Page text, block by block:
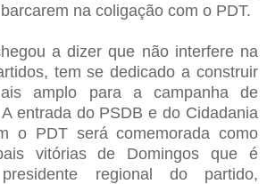
na coligação com o PDT.
a dizer que não interfere na
tem se dedicado a construir
amplo para a campanha de
entrada do PSDB e do Cidadania
o PDT será comemorada como
vitórias de Domingos que é
regional do partido,